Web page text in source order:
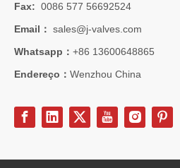
J-VALVES fabricante de válvula
Fax: 0086 577 56692524
Email： sales@j-valves.com
Whatsapp： +86 13600648865
Endereço： Wenzhou China